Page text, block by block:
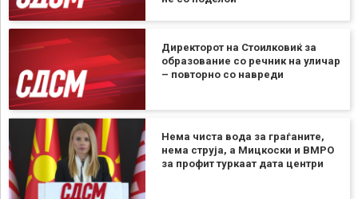
Директорот на Стоилковиќ за
образование со речник на уличар
– повторно со навреди
Нема чиста вода за граѓаните,
нема струја, а Мицкоски и ВМРО
за профит туркаат дата центри